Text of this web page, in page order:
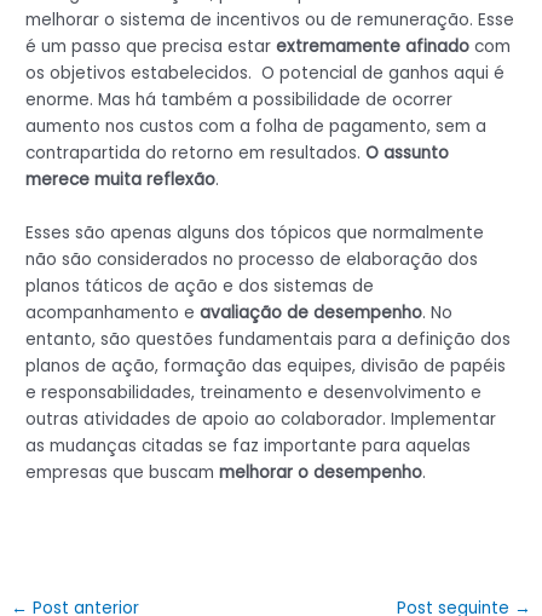
melhorar o sistema de incentivos ou de remuneração. Esse
é um passo que precisa estarextremamente afinado com
os objetivos estabelecidos. O potencial de ganhos aqui é
enorme. Mas há também a possibilidade de ocorrer
aumento nos custos com a folha de pagamento, sem a
contrapartida do retorno em resultados.O assunto
merece muita reflexão.
Esses são apenas alguns dos tópicos que normalmente
não são considerados no processo de elaboração dos
planos táticos de ação e dos sistemas de
acompanhamento eavaliação de desempenho. No
entanto, são questões fundamentais para a definição dos
planos de ação, formação das equipes, divisão de papéis
e responsabilidades, treinamento e desenvolvimento e
outras atividades de apoio ao colaborador. Implementar
as mudanças citadas se faz importante para aquelas
empresas que buscammelhorar o desempenho.
← Post anterior Post seguinte →